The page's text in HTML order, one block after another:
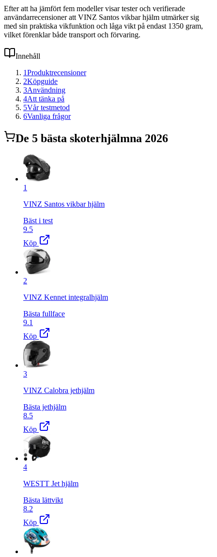
Efter att ha jämfört fem modeller visar tester och verifierade
användarrecensioner att VINZ Santos vikbar hjälm utmärker sig
med sin praktiska vikfunktion och låga vikt på endast 1350 gram,
vilket förenklar både transport och förvaring.
Innehåll
1Produktrecensioner
2Köpguide
3Användning
4Att tänka på
5Vår testmetod
6Vanliga frågor
De 5 bästa skoterhjälmna 2026
1
VINZ Santos vikbar hjälm
Bäst i test
9.5
Köp
2
VINZ Kennet integralhjälm
Bästa fullface
9.1
Köp
3
VINZ Calobra jethjälm
Bästa jethjälm
8.5
Köp
4
WESTT Jet hjälm
Bästa lättvikt
8.2
Köp